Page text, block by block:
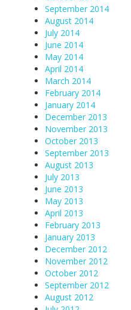
September 2014
August 2014
July 2014
June 2014
May 2014
April 2014
March 2014
February 2014
January 2014
December 2013
November 2013
October 2013
September 2013
August 2013
July 2013
June 2013
May 2013
April 2013
February 2013
January 2013
December 2012
November 2012
October 2012
September 2012
August 2012